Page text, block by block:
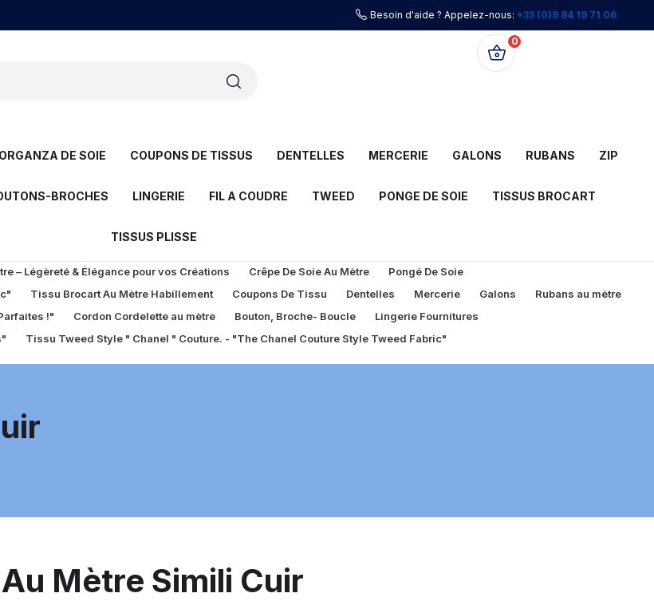
Besoin d'aide ? Appelez-nous: +33 (0)9 84 19 71 06
0
ORGANZA DE SOIE COUPONS DE TISSUS DENTELLES MERCERIE GALONS RUBANS ZIP
BROCHES LINGERIE FIL A COUDRE TWEED PONGE DE SOIE TISSUS BROCART
TISSUS PLISSE
– Légèreté & Élégance pour vos Créations Crêpe De Soie Au Mètre
Pongé De Soie
Tissu Brocart Au Mètre Habillement Coupons De Tissu Dentelles Mercerie Galons
Rubans au mètre
!" Cordon Cordelette au mètre Bouton, Broche- Boucle
Lingerie Fournitures
Tissu Tweed Style " Chanel " Couture. - "The Chanel Couture Style Tweed Fabric"
Mètre Simili Cuir